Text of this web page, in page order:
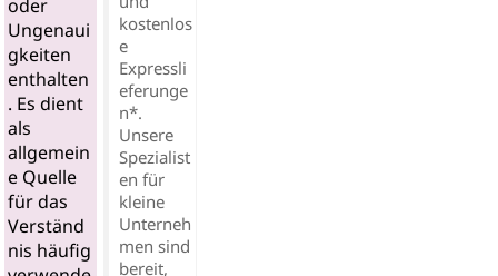
oder
Ungenaui
gkeiten
enthalten
. Es dient
als
allgemein
e Quelle
für das
Verständ
nis häufig
kostenlos
e
Expressli
eferunge
n*.
Unsere
Spezialist
en für
kleine
Unterneh
men sind
bereit,